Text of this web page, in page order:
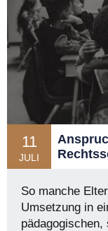
11
JULI
So manche
Umsetzung in